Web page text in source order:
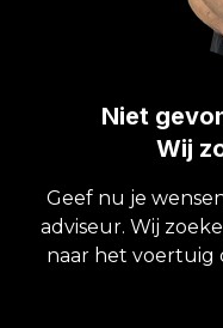
Niet
Wij
Geef nu je
adviseur. Wij
naar het voertuig